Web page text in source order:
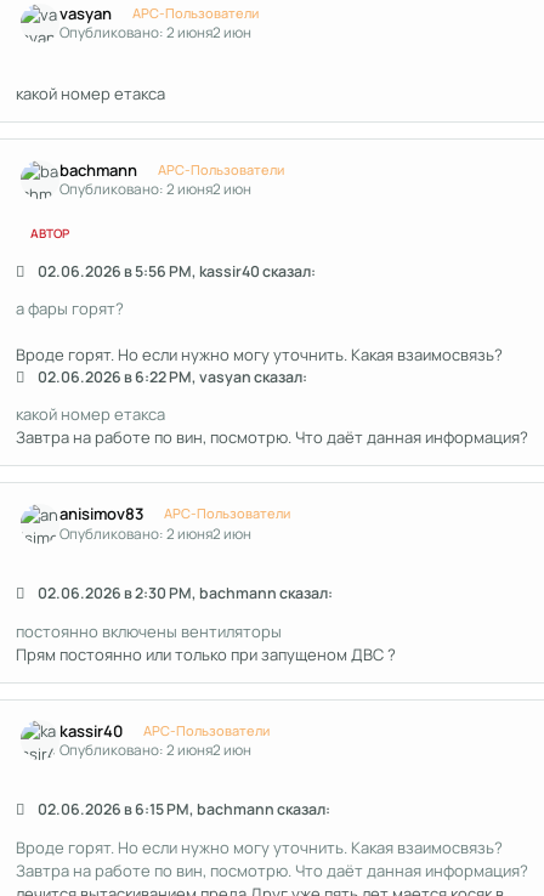
vasyan APC-Пользователи
Опубликовано:2 июня2 июн
какой номер етакса
bachmann APC-Пользователи
Опубликовано:2 июня2 июн
АВТОР
02.06.2026 в 5:56 PM, kassir40 сказал:
а фары горят?
Вроде горят. Но если нужно могу уточнить. Какая взаимосвязь?
02.06.2026 в 6:22 PM, vasyan сказал:
какой номер етакса
Завтра на работе по вин, посмотрю. Что даёт данная информация?
anisimov83 APC-Пользователи
Опубликовано:2 июня2 июн
02.06.2026 в 2:30 PM, bachmann сказал:
постоянно включены вентиляторы
Прям постоянно или только при запущеном ДВС ?
kassir40 APC-Пользователи
Опубликовано:2 июня2 июн
02.06.2026 в 6:15 PM, bachmann сказал:
Вроде горят. Но если нужно могу уточнить. Какая взаимосвязь?
Завтра на работе по вин, посмотрю. Что даёт данная информация?